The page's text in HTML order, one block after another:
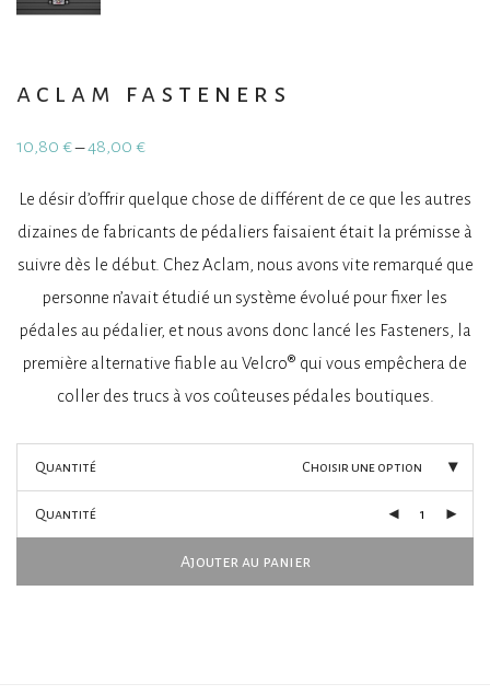
aclam fasteners
10,80 €–48,00 €
Plage
prix :
10,80 €
à
Le désir d’offrir quelque chose de différent de ce que les autres
dizaines de fabricants de pédaliers faisaient était la prémisse à
suivre dès le début. Chez Aclam, nous avons vite remarqué que
personne n’avait étudié un système évolué pour fixer les
pédales au pédalier, et nous avons donc lancé les Fasteners, la
première alternative fiable au Velcro® qui vous empêchera de
coller des trucs à vos coûteuses pédales boutiques.
Quantité Choisir une option
Quantité
Ajouter au panier